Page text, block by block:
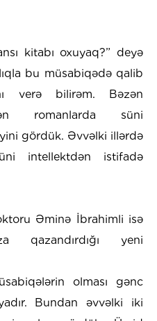
kitabı oxuyaq?” deyə
bu müsabiqədə qalib
verə bilirəm. Bəzən
romanlarda süni
gördük. Əvvəlki illərdə
intellektdən istifadə
Əminə İbrahimli isə
qazandırdığı yeni
olması gənc
Bundan əvvəlki iki